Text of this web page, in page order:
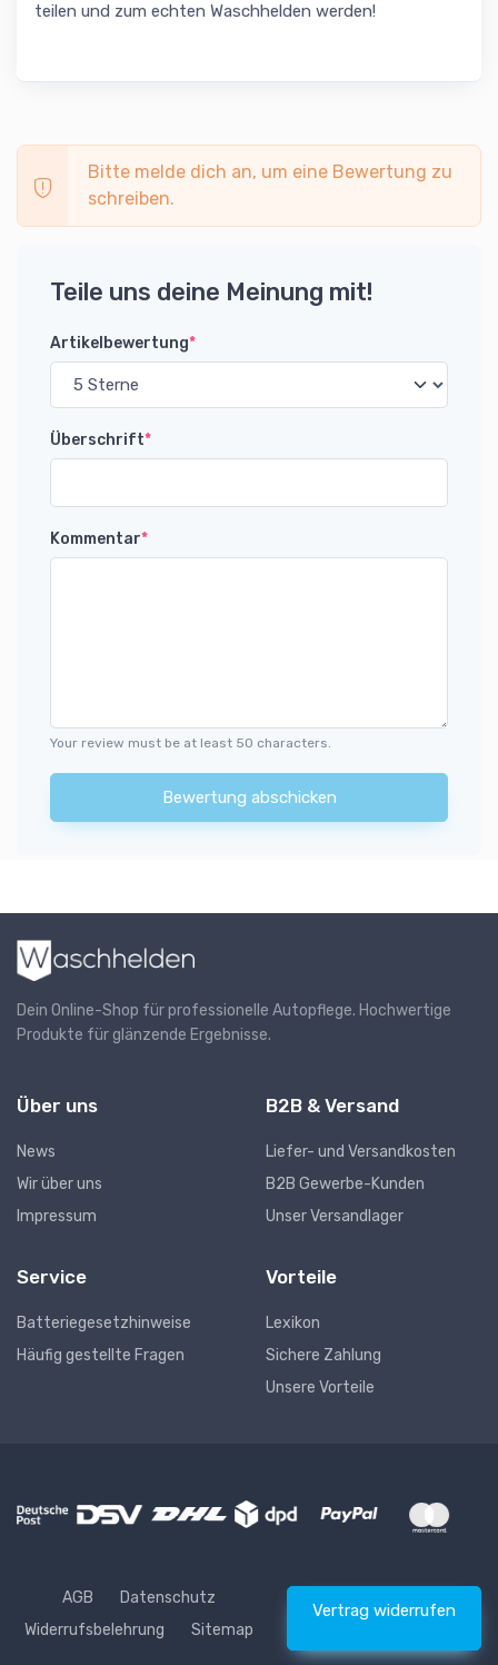
teilen und zum echten Waschhelden werden!
Bitte melde dich an, um eine Bewertung zu
schreiben.
Teile uns deine Meinung mit!
Artikelbewertung*
Überschrift*
Kommentar*
Your review must be at least 50 characters.
Bewertung abschicken
Dein Online-Shop für professionelle Autopflege. Hochwertige
Produkte für glänzende Ergebnisse.
Über uns
News
Wir über uns
Impressum
B2B & Versand
Liefer- und Versandkosten
B2B Gewerbe-Kunden
Unser Versandlager
Service
Batteriegesetzhinweise
Häufig gestellte Fragen
Vorteile
Lexikon
Sichere Zahlung
Unsere Vorteile
AGB
Datenschutz
Widerrufsbelehrung
Sitemap
Vertrag widerrufen